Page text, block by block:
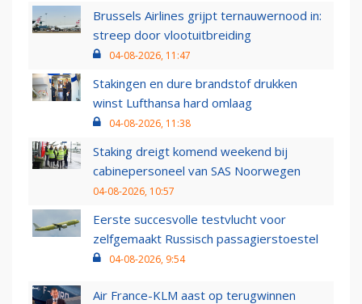
Brussels Airlines grijpt ternauwernood in:
streep door vlootuitbreiding
04-08-2026, 11:47
Stakingen en dure brandstof drukken
winst Lufthansa hard omlaag
04-08-2026, 11:38
Staking dreigt komend weekend bij
cabinepersoneel van SAS Noorwegen
04-08-2026, 10:57
Eerste succesvolle testvlucht voor
zelfgemaakt Russisch passagierstoestel
04-08-2026, 9:54
Air France-KLM aast op terugwinnen